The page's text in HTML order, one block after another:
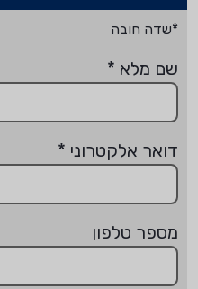
*שדה חובה
שם מלא *
דואר אלקטרוני *
מספר טלפון